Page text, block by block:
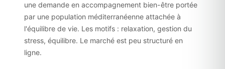
une demande en accompagnement bien-être portée
par une population méditerranéenne attachée à
l'équilibre de vie. Les motifs : relaxation, gestion du
stress, équilibre. Le marché est peu structuré en
ligne.